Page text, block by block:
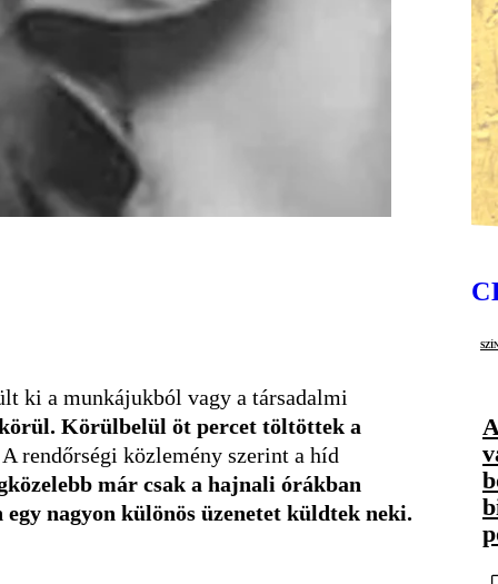
ki a munkájukból vagy a társadalmi
Körülbelül öt percet töltöttek a
A rendőrségi közlemény szerint a híd
már csak a hajnali órákban
nagyon különös üzenetet küldtek neki.